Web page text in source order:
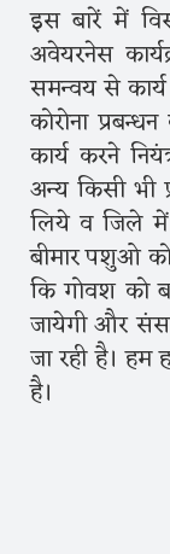
इस बारें में
अवेयरनेस
समन्वय से
कोरोना
कार्य करने
अन्य किसी
लिये व जिले में
बीमार पशुओ
कि गोवश को
जायेगी और
जा रही है।
है।